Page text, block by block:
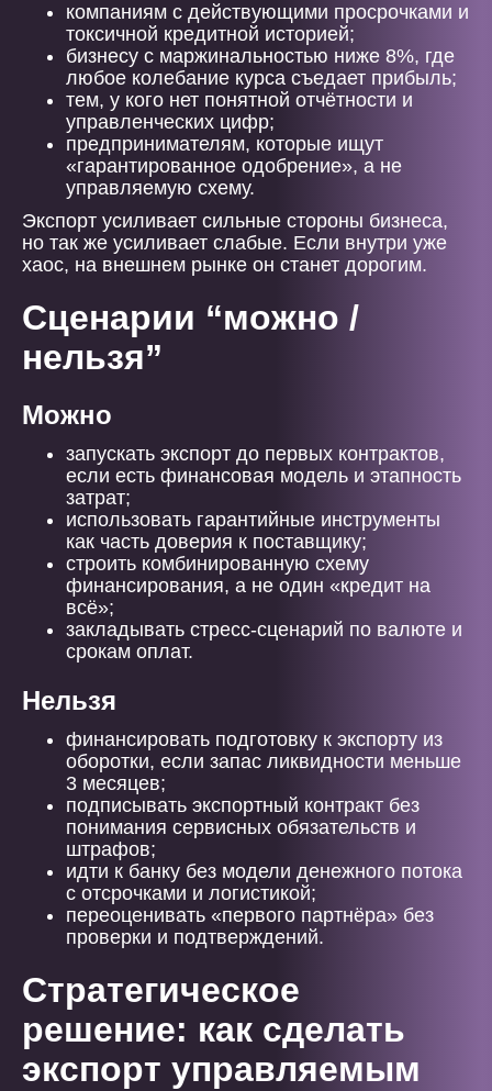
компаниям с действующими просрочками и
токсичной кредитной историей;
бизнесу с маржинальностью ниже 8%, где
любое колебание курса съедает прибыль;
тем, у кого нет понятной отчётности и
управленческих цифр;
предпринимателям, которые ищут
«гарантированное одобрение», а не
управляемую схему.
Экспорт усиливает сильные стороны бизнеса,
но так же усиливает слабые. Если внутри уже
хаос, на внешнем рынке он станет дорогим.
Сценарии “можно /
нельзя”
Можно
запускать экспорт до первых контрактов,
если есть финансовая модель и этапность
затрат;
использовать гарантийные инструменты
как часть доверия к поставщику;
строить комбинированную схему
финансирования, а не один «кредит на
всё»;
закладывать стресс-сценарий по валюте и
срокам оплат.
Нельзя
финансировать подготовку к экспорту из
оборотки, если запас ликвидности меньше
3 месяцев;
подписывать экспортный контракт без
понимания сервисных обязательств и
штрафов;
идти к банку без модели денежного потока
с отсрочками и логистикой;
переоценивать «первого партнёра» без
проверки и подтверждений.
Стратегическое
решение: как сделать
экспорт управляемым